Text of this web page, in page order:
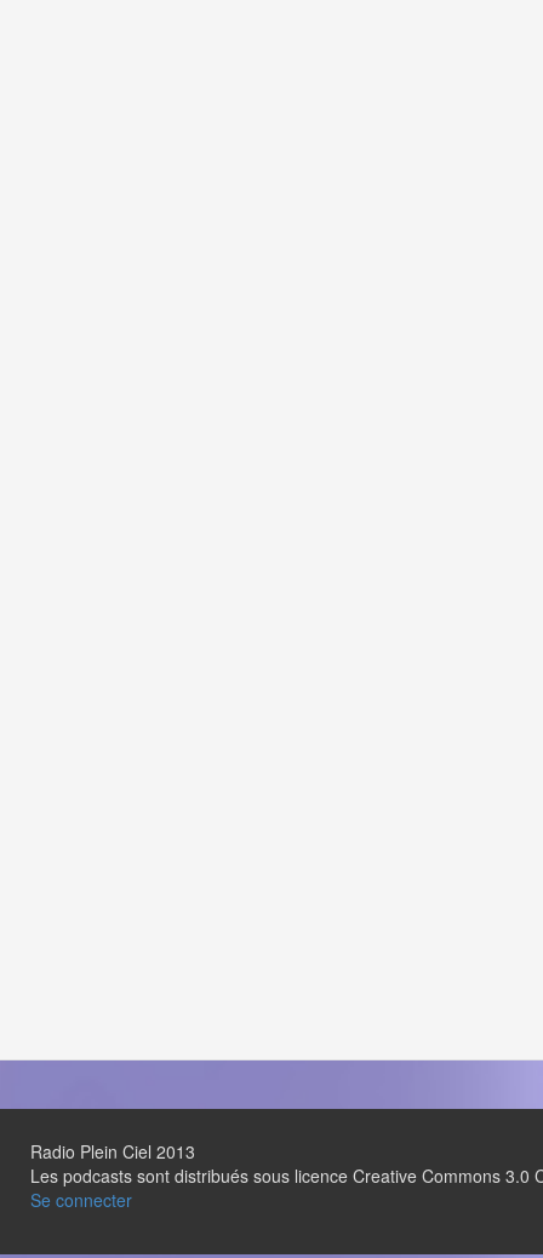
Radio Plein Ciel 2013
Les podcasts sont distribués sous licence Creative Commons 3.0
Se connecter